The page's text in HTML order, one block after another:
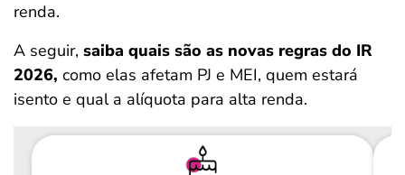
renda.
A seguir, saiba quais são as novas regras do IR
2026, como elas afetam PJ e MEI, quem estará
isento e qual a alíquota para alta renda.